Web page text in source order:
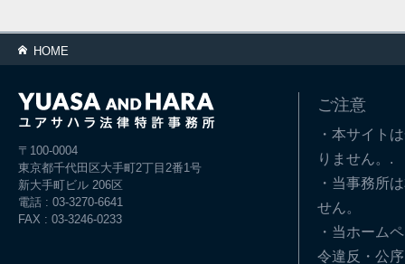
HOME
〒100-0004
東京都千代田区大手町2丁目2番1号
新大手町ビル 206区
電話 : 03-3270-6641
FAX : 03-3246-0233
ご注意
・本サイト
りません。.
・当事務所
せん。
・当ホーム
令違反・公